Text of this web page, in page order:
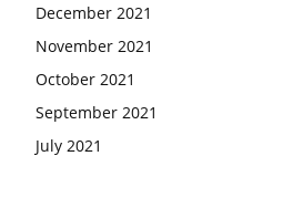
December 2021
November 2021
October 2021
September 2021
July 2021